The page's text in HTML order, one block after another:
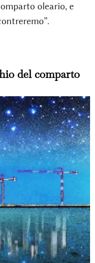
oleario, e
del comparto